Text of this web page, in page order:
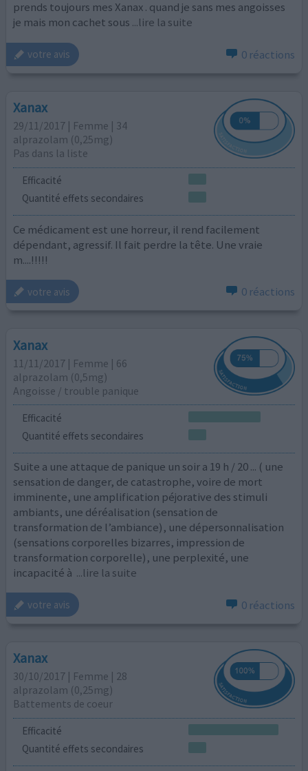
prends toujours mes Xanax . quand je sans mes angoisses
je mais mon cachet sous ...lire la suite
votre avis 0 réactions
Xanax
29/11/2017 | Femme | 34
alprazolam (0,25mg)
Pas dans la liste
Efficacité
Quantité effets secondaires
Ce médicament est une horreur, il rend facilement
dépendant, agressif. Il fait perdre la tête. Une vraie
m....!!!!!
votre avis 0 réactions
Xanax
11/11/2017 | Femme | 66
alprazolam (0,5mg)
Angoisse / trouble panique
Efficacité
Quantité effets secondaires
Suite a une attaque de panique un soir a 19 h / 20 ... ( une
sensation de danger, de catastrophe, voire de mort
imminente, une amplification péjorative des stimuli
ambiants, une déréalisation (sensation de
transformation de l’ambiance), une dépersonnalisation
(sensations corporelles bizarres, impression de
transformation corporelle), une perplexité, une
incapacité à ...lire la suite
votre avis 0 réactions
Xanax
30/10/2017 | Femme | 28
alprazolam (0,25mg)
Battements de coeur
Efficacité
Quantité effets secondaires